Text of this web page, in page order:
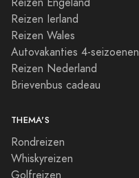
Reizen Ierland
Reizen Wales
Autovakanties 4-seizoenen
Reizen Nederland
Brievenbus cadeau
THEMA'S
Rondreizen
Whiskyreizen